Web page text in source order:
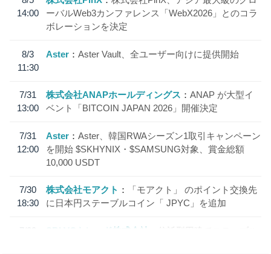
14:00
ーバルWeb3カンファレンス「WebX2026」とのコラ
ボレーションを決定
8/3
11:30
Aster Aster Vault、全ユーザー向けに提供開始
7/31
13:00
株式会社ANAPホールディングス
ANAP が大型イ
ベント「BITCOIN JAPAN 2026」開催決定
7/31
12:00
Aster
Aster、韓国RWAシーズン1取引キャンペーン
を開始 $SKHYNIX・$SAMSUNG対象、賞金総額
10,000 USDT
7/30
18:30
株式会社モアクト
「モアクト」 のポイント交換先
に日本円ステーブルコイン「 JPYC」を追加
7/29
SBI VCトレード株式会社
信託型円建てステーブル